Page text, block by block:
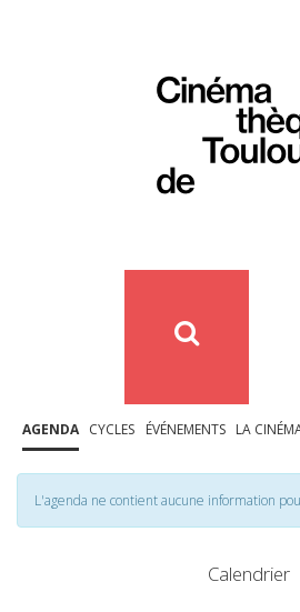
AGENDA CYCLES ÉVÉNEMENTS LA
L'agenda ne contient aucune information
Calendrier